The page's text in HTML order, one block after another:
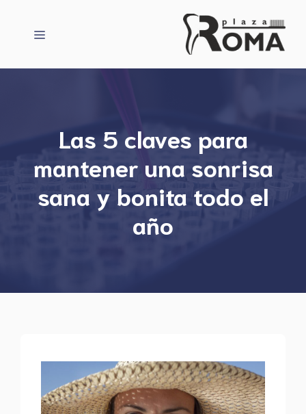
contenido
Menú
Las 5 claves para
mantener una sonrisa
sana y bonita todo el
año